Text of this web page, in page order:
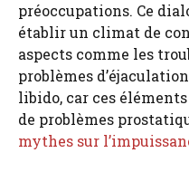
préoccupations. Ce
établir un climat de
aspects comme les
problèmes
libido, car ces
de problèmes
mythes sur